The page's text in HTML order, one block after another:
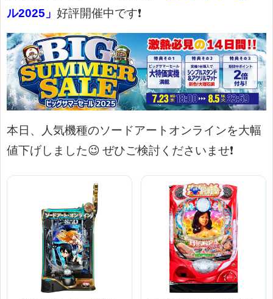
ル2025」 好評開催中です❗
本日、人気機種のソードアートオンラインを大幅
値下げしました😉 ぜひご検討くださいませ❗